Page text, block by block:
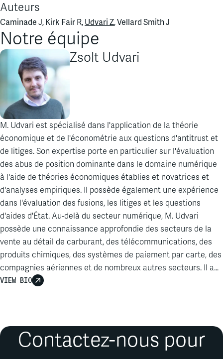
Auteurs
Caminade J, Kirk Fair R,Udvari Z, Vellard Smith J
Notre équipe
Zsolt Udvari
M. Udvari est spécialisé dans l'application de la théorie
économique et de l'économétrie aux questions d'antitrust et
de litiges. Son expertise porte en particulier sur l'évaluation
des abus de position dominante dans le domaine numérique
à l'aide de théories économiques établies et novatrices et
d'analyses empiriques. Il possède également une expérience
dans l'évaluation des fusions, les litiges et les questions
d'aides d'État. Au-delà du secteur numérique, M. Udvari
possède une connaissance approfondie des secteurs de la
vente au détail de carburant, des télécommunications, des
produits chimiques, des systèmes de paiement par carte, des
compagnies aériennes et de nombreux autres secteurs. Il a
notamment travaillé sur des affaires très médiatisées devant
travaillé pour un cabinet de conseil économique basé à
Bruxelles et a été chercheur postdoctoral et chargé de cours
VIEW BIO
Contactez-nous pour